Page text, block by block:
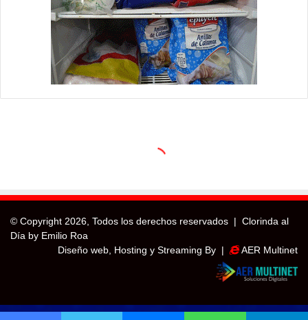
© Copyright 2026, Todos los derechos reservados | Clorinda al
Día by Emilio Roa
Diseño web, Hosting y Streaming By |
AER Multinet